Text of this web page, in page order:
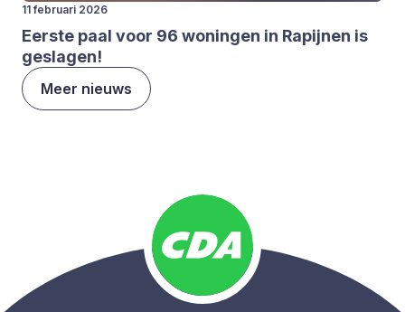
11 februari 2026
Eer­ste paal voor 96 wonin­gen in Rapij­nen is
gesla­gen!
Meer nieuws